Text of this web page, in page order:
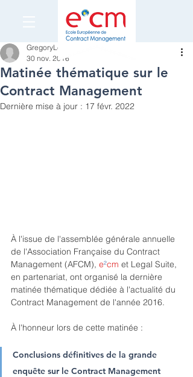
Matinée thématique sur le
Contract Management
GregoryLeveau
30 nov. 2016
Dernière mise à jour : 17 févr. 2022
À l'issue de l'assemblée générale annuelle
de l'Association Française du Contract
Management (AFCM), e²cm et Legal Suite,
en partenariat, ont organisé la dernière
matinée thématique dédiée à l'actualité du
Contract Management de l'année 2016.
À l'honneur lors de cette matinée :
Conclusions définitives de la grande
enquête sur le Contract Management